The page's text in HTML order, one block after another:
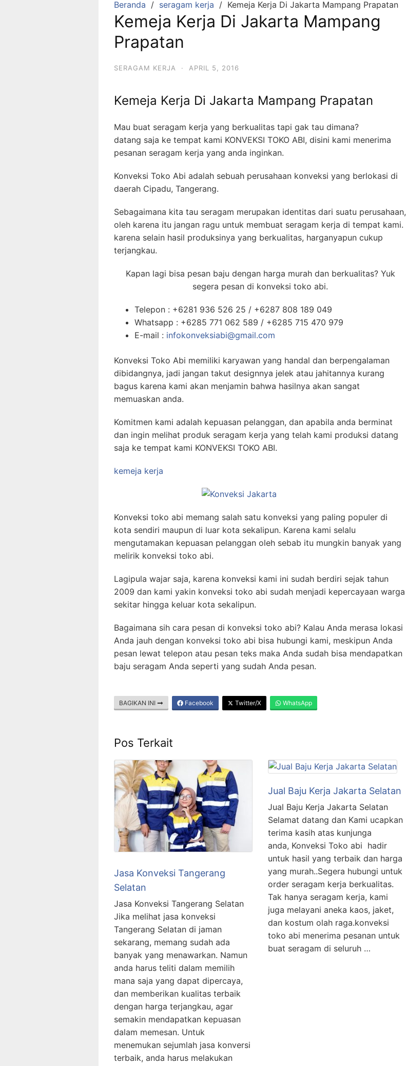
Beranda seragam kerja Kemeja Kerja Di Jakarta Mampang Prapatan
Kemeja Kerja Di Jakarta Mampang
Prapatan
SERAGAM KERJA · APRIL 5, 2016
Kemeja Kerja Di Jakarta Mampang Prapatan
Mau buat seragam kerja yang berkualitas tapi gak tau dimana?
datang saja ke tempat kami KONVEKSI TOKO ABI, disini kami menerima
pesanan seragam kerja yang anda inginkan.
Konveksi Toko Abi adalah sebuah perusahaan konveksi yang berlokasi di
daerah Cipadu, Tangerang.
Sebagaimana kita tau seragam merupakan identitas dari suatu perusahaan,
oleh karena itu jangan ragu untuk membuat seragam kerja di tempat kami.
karena selain hasil produksinya yang berkualitas, harganyapun cukup
terjangkau.
Kapan lagi bisa pesan baju dengan harga murah dan berkualitas? Yuk
segera pesan di konveksi toko abi.
Telepon : +6281 936 526 25 / +6287 808 189 049
Whatsapp : +6285 771 062 589 / +6285 715 470 979
E-mail : infokonveksiabi@gmail.com
Konveksi Toko Abi memiliki karyawan yang handal dan berpengalaman
dibidangnya, jadi jangan takut designnya jelek atau jahitannya kurang
bagus karena kami akan menjamin bahwa hasilnya akan sangat
memuaskan anda.
Komitmen kami adalah kepuasan pelanggan, dan apabila anda berminat
dan ingin melihat produk seragam kerja yang telah kami produksi datang
saja ke tempat kami KONVEKSI TOKO ABI.
kemeja kerja
Konveksi toko abi memang salah satu konveksi yang paling populer di
kota sendiri maupun di luar kota sekalipun. Karena kami selalu
mengutamakan kepuasan pelanggan oleh sebab itu mungkin banyak yang
melirik konveksi toko abi.
Lagipula wajar saja, karena konveksi kami ini sudah berdiri sejak tahun
2009 dan kami yakin konveksi toko abi sudah menjadi kepercayaan warga
sekitar hingga keluar kota sekalipun.
Bagaimana sih cara pesan di konveksi toko abi? Kalau Anda merasa lokasi
Anda jauh dengan konveksi toko abi bisa hubungi kami, meskipun Anda
pesan lewat telepon atau pesan teks maka Anda sudah bisa mendapatkan
baju seragam Anda seperti yang sudah Anda pesan.
BAGIKAN INI Facebook Twitter/X WhatsApp
Pos Terkait
Jasa Konveksi Tangerang
Selatan
Jasa Konveksi Tangerang Selatan
Jika melihat jasa konveksi
Tangerang Selatan di jaman
sekarang, memang sudah ada
banyak yang menawarkan. Namun
anda harus teliti dalam memilih
mana saja yang dapat dipercaya,
dan memberikan kualitas terbaik
dengan harga terjangkau, agar
semakin mendapatkan kepuasan
dalam memesan. Untuk
menemukan sejumlah jasa konversi
terbaik, anda harus melakukan
Jual Baju Kerja Jakarta Selatan
Jual Baju Kerja Jakarta Selatan
Selamat datang dan Kami ucapkan
terima kasih atas kunjunga
anda, Konveksi Toko abi hadir
untuk hasil yang terbaik dan harga
yang murah..Segera hubungi untuk
order seragam kerja berkualitas.
Tak hanya seragam kerja, kami
juga melayani aneka kaos, jaket,
dan kostum olah raga.konveksi
toko abi menerima pesanan untuk
buat seragam di seluruh …